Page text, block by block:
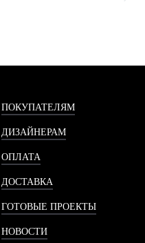
ПОКУПАТЕЛЯМ
ДИЗАЙНЕРАМ
ОПЛАТА
ДОСТАВКА
ГОТОВЫЕ ПРОЕКТЫ
НОВОСТИ